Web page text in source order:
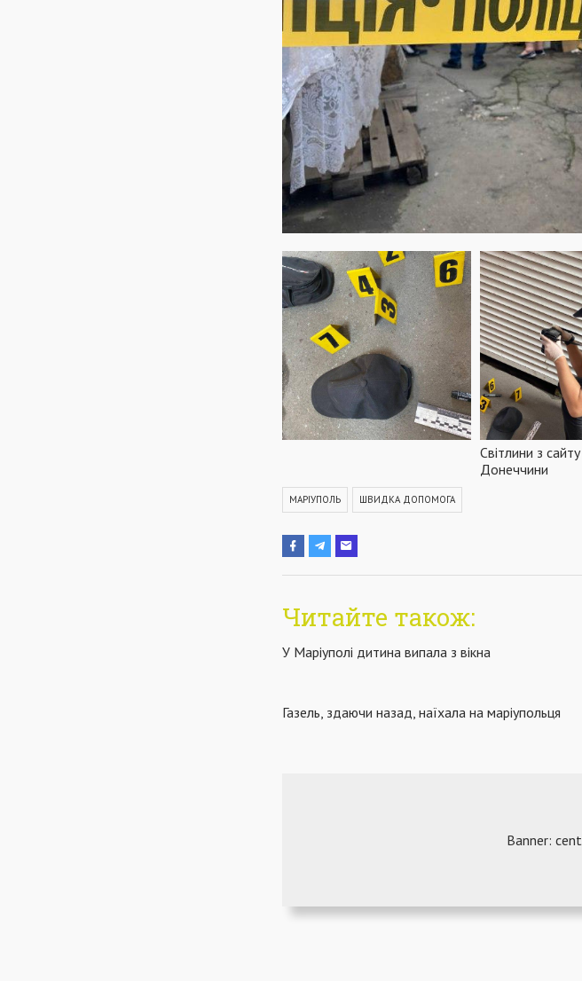
Світлини з сайту
Донеччини
МАРІУПОЛЬ ШВИДКА ДОПОМОГА
Читайте також:
У Маріуполі дитина випала з вікна
Газель, здаючи назад, наїхала на маріупольця